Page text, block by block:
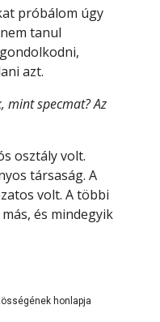
próbálom úgy
tanul
azt.
mint specmat? Az
osztály volt.
társaság. A
volt. A többi
és mindegyik
honlapja